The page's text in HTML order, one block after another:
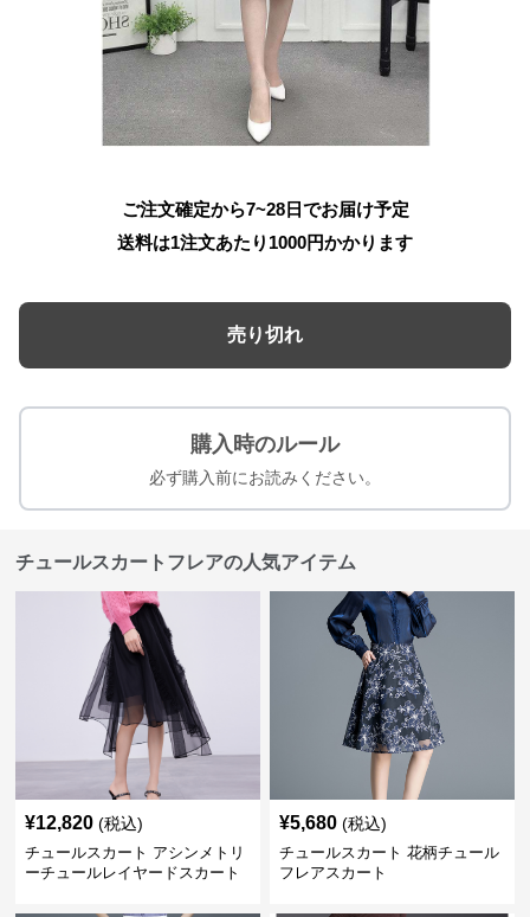
ご注文確定から7~28日でお届け予定
送料は1注文あたり 1000円かかります
売り切れ
購入時のルール
必ず購入前にお読みください。
チュールスカートフレアの人気アイテム
¥12,820 (税込)
チュールスカート アシンメトリ
ーチュールレイヤードスカート
¥5,680 (税込)
チュールスカート 花柄チュール
フレアスカート